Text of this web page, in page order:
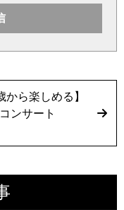
から楽しめる】
ンサート